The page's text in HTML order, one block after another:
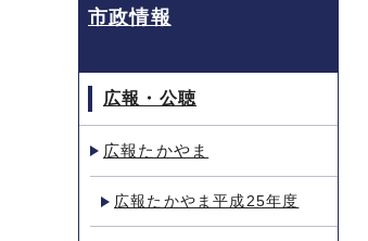
市政情報
広報・公聴
広報たかやま
広報たかやま平成25年度